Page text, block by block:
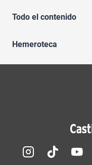
Todo el contenido
Hemeroteca
Redes sociales